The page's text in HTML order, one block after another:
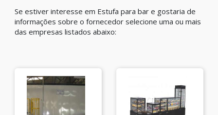
Se estiver interesse em Estufa para bar e gostaria de
informações sobre o fornecedor selecione uma ou mais
das empresas listados abaixo: